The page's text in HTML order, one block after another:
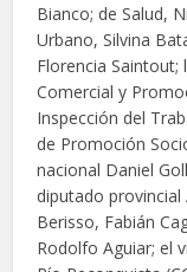
Bianco; de Salud,
Urbano, Silvina
Florencia
Comercial y
Inspección del
de Promoción
nacional Daniel
diputado provincial
Berisso, Fabián
Rodolfo Aguiar; el